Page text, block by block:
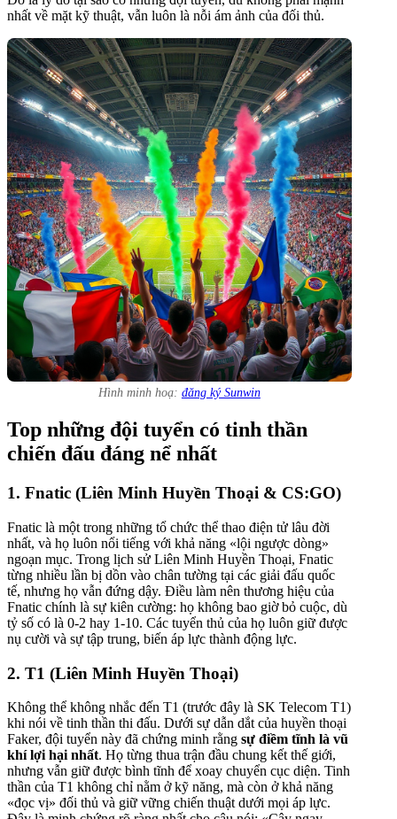
nhất về mặt kỹ thuật, vẫn luôn là nỗi ám ảnh của đối thủ.
Hình minh hoạ: đăng ký Sunwin
Top những đội tuyển có tinh thần
chiến đấu đáng nể nhất
1. Fnatic (Liên Minh Huyền Thoại & CS:GO)
Fnatic là một trong những tổ chức thể thao điện tử lâu đời
nhất, và họ luôn nổi tiếng với khả năng «lội ngược dòng»
ngoạn mục. Trong lịch sử Liên Minh Huyền Thoại, Fnatic
từng nhiều lần bị dồn vào chân tường tại các giải đấu quốc
tế, nhưng họ vẫn đứng dậy. Điều làm nên thương hiệu của
Fnatic chính là sự kiên cường: họ không bao giờ bỏ cuộc, dù
tỷ số có là 0-2 hay 1-10. Các tuyển thủ của họ luôn giữ được
nụ cười và sự tập trung, biến áp lực thành động lực.
2. T1 (Liên Minh Huyền Thoại)
Không thể không nhắc đến T1 (trước đây là SK Telecom T1)
khi nói về tinh thần thi đấu. Dưới sự dẫn dắt của huyền thoại
Faker, đội tuyển này đã chứng minh rằng sự điềm tĩnh là vũ
khí lợi hại nhất. Họ từng thua trận đầu chung kết thế giới,
nhưng vẫn giữ được bình tĩnh để xoay chuyển cục diện. Tinh
thần của T1 không chỉ nằm ở kỹ năng, mà còn ở khả năng
«đọc vị» đối thủ và giữ vững chiến thuật dưới mọi áp lực.